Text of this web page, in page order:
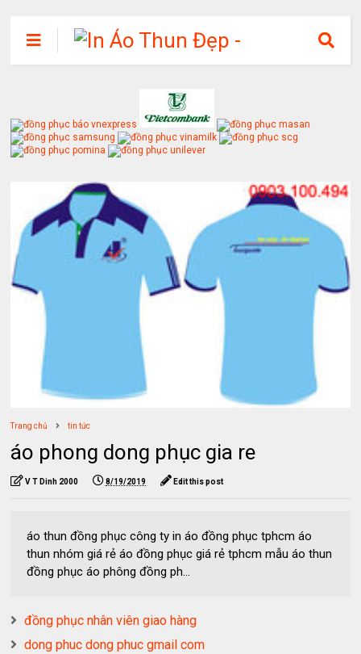
Trang chủ tin tức
áo phong dong phục gia re
V T Dinh 2000 8/19/2019 Edit this post
áo thun đồng phục công ty in áo đồng phục tphcm áo
thun nhóm giá rẻ áo đồng phục giá rẻ tphcm mẫu áo thun
đồng phục áo phông đồng ph...
đồng phục nhân viên giao hàng
dong phuc dong phuc gmail com